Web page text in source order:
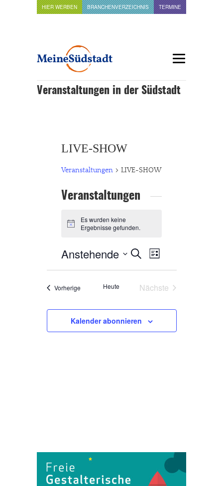
HIER WERBEN BRANCHENVERZEICHNIS TERMINE
Veranstaltungen in der Südstadt
LIVE-SHOW
Veranstaltungen LIVE-SHOW
Veranstaltungen
Hinweis
Es wurden keine
Ergebnisse gefunden.
Veranstaltungen
Suche
und
Navigation
Suche
Veranstaltung
Liste
Anstehende
VorherigeVeranstaltungen
Heute
Nächste
Kalender abonnieren